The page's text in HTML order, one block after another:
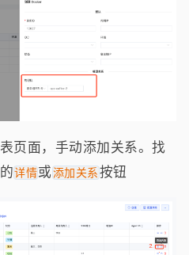
页面，手动添加关系。找
详情或添加关系按钮